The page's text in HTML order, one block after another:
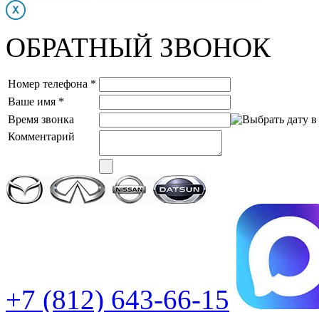
ОБРАТНЫЙ ЗВОНОК
Номер телефона *
Ваше имя *
Время звонка
Комментарий
+7 (812) 643-66-15